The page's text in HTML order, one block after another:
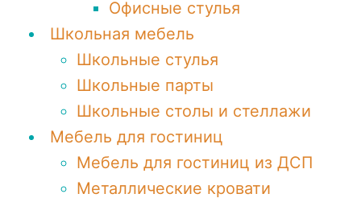
Офисные стулья
Школьная мебель
Школьные стулья
Школьные парты
Школьные столы и стеллажи
Мебель для гостиниц
Мебель для гостиниц из ДСП
Металлические кровати